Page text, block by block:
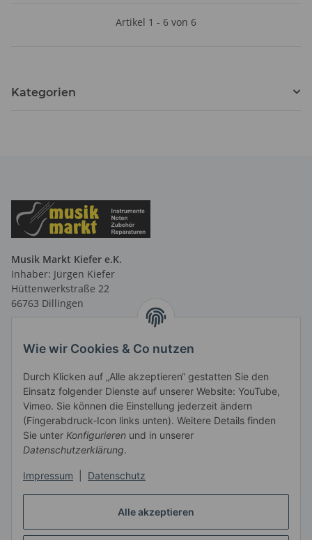
Alle akzeptieren
Wie wir Cookies & Co nutzen
Durch Klicken auf „Alle akzeptieren“ gestatten Sie den
Einsatz folgender Dienste auf unserer Website: YouTube,
Vimeo. Sie können die Einstellung jederzeit ändern
(Fingerabdruck-Icon links unten). Weitere Details finden
Sie unter Konfigurieren und in unserer
Datenschutzerklärung.
Impressum Datenschutz
Artikel 1 - 6 von 6
Kategorien
Musik Markt Kiefer e.K.
Inhaber: Jürgen Kiefer
Hüttenwerkstraße 22
66763 Dillingen
Telefax: 06831 9 66 58 41
Öffnungszeiten:
MO-FR 13.00 - 18.00 Uhr und
vormittags nach Vereinbarung
SA 10.00 - 14.00 Uhr
Informationen